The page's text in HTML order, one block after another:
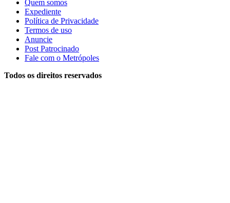
Quem somos
Expediente
Política de Privacidade
Termos de uso
Anuncie
Post Patrocinado
Fale com o Metrópoles
Todos os direitos reservados